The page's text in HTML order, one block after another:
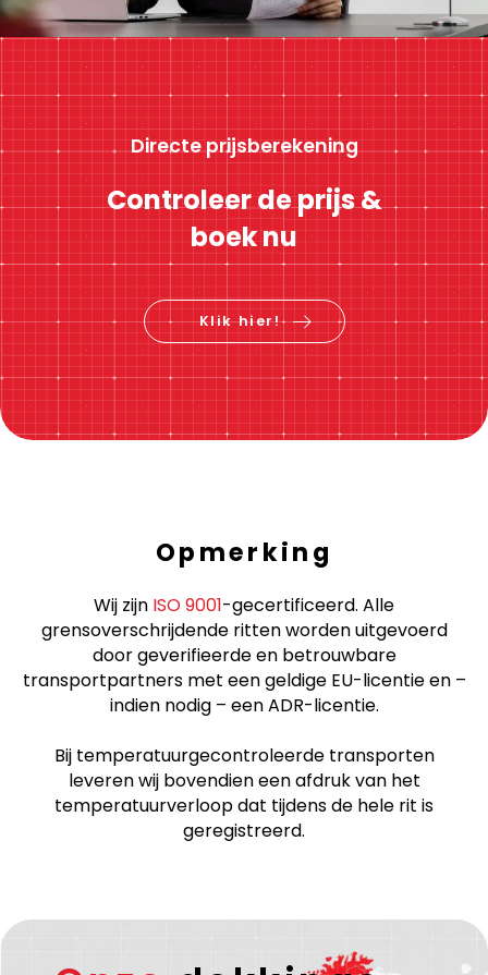
Directe prijsberekening
Controleer de prijs &
boek nu
Klik hier!
Opmerking
Wij zijn ISO 9001-gecertificeerd. Alle
grensoverschrijdende ritten worden uitgevoerd
door geverifieerde en betrouwbare
transportpartners met een geldige EU-licentie en –
indien nodig – een ADR-licentie.
Bij temperatuurgecontroleerde transporten
leveren wij bovendien een afdruk van het
temperatuurverloop dat tijdens de hele rit is
geregistreerd.